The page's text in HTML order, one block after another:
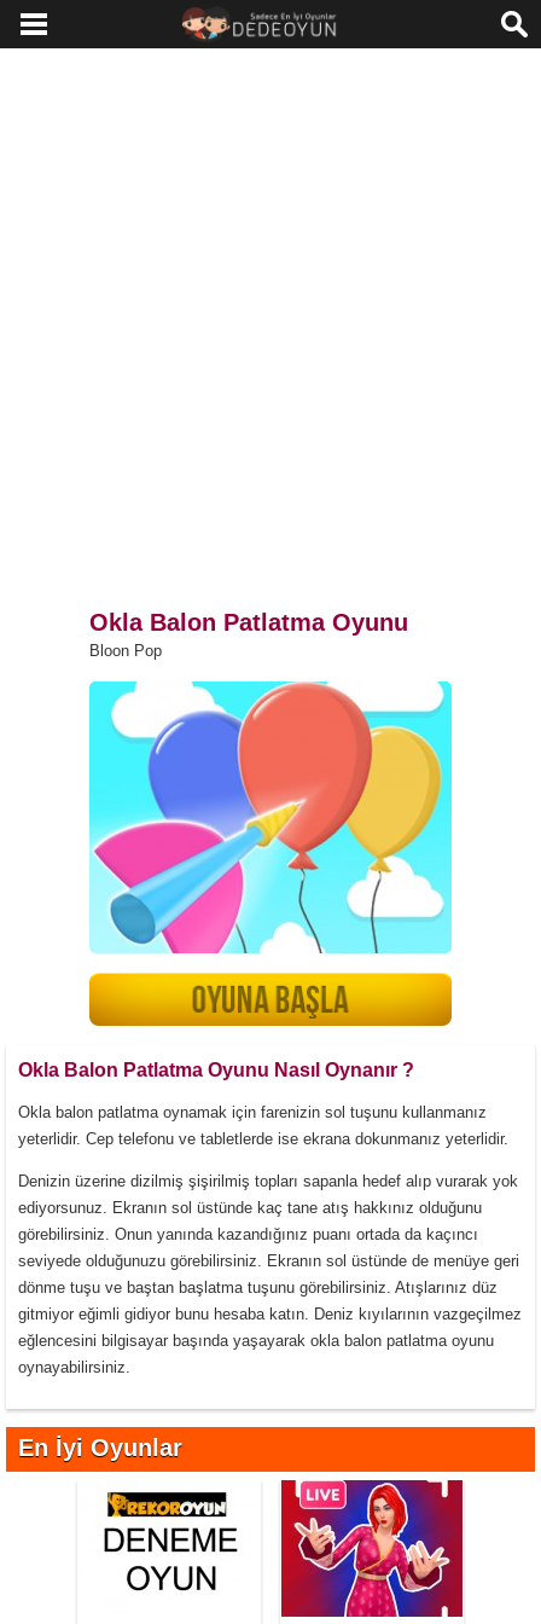
Okla Balon Patlatma Oyunu
Bloon Pop
Okla Balon Patlatma Oyunu Nasıl Oynanır ?
Okla balon patlatma oynamak için farenizin sol tuşunu kullanmanız
yeterlidir. Cep telefonu ve tabletlerde ise ekrana dokunmanız yeterlidir.
Denizin üzerine dizilmiş şişirilmiş topları sapanla hedef alıp vurarak yok
ediyorsunuz. Ekranın sol üstünde kaç tane atış hakkınız olduğunu
görebilirsiniz. Onun yanında kazandığınız puanı ortada da kaçıncı
seviyede olduğunuzu görebilirsiniz. Ekranın sol üstünde de menüye geri
dönme tuşu ve baştan başlatma tuşunu görebilirsiniz. Atışlarınız düz
gitmiyor eğimli gidiyor bunu hesaba katın. Deniz kıyılarının vazgeçilmez
eğlencesini bilgisayar başında yaşayarak okla balon patlatma oyunu
oynayabilirsiniz.
En İyi Oyunlar